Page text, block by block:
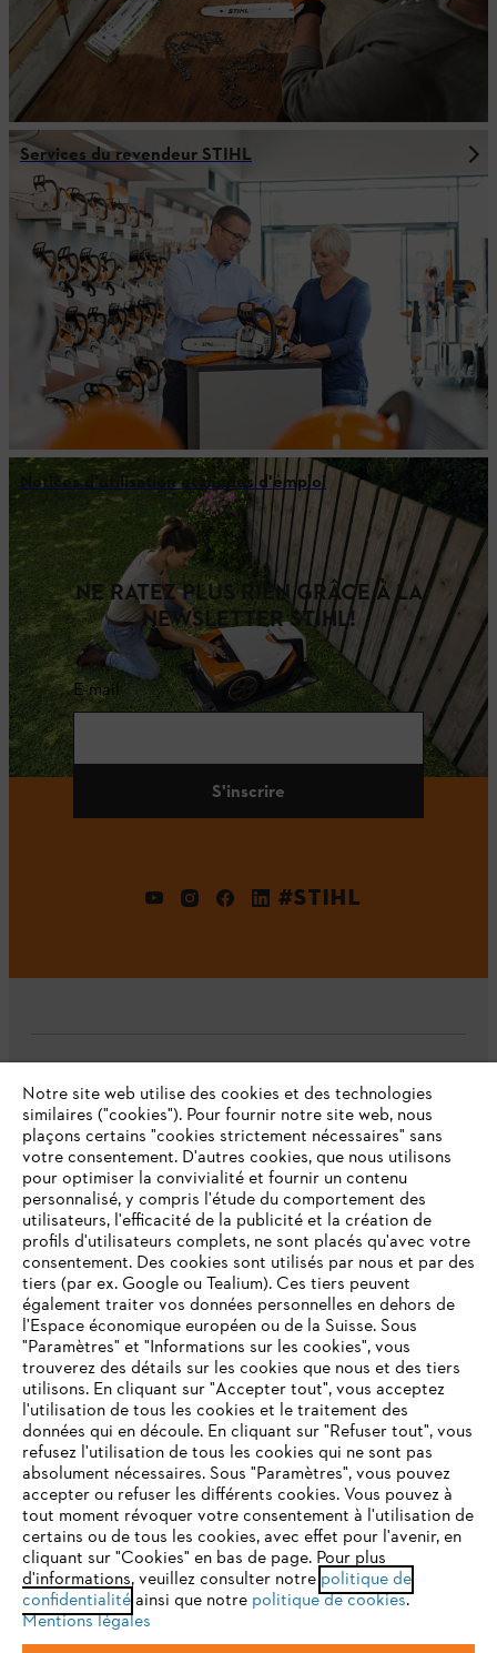
Services du revendeur STIHL
Notices d'utilisation et modes d'emploi
NE RATEZ PLUS RIEN GRÂCE À LA
NEWSLETTER STIHL!
E-mail
S'inscrire
#STIHL
L'Entreprise
Questions fréquentes
Service
Politique de protection des données
Mentions légales Cookies
Informations juridiques
STIHL VERTRIEBS AG, 8617 Mönchaltorf
VOTRE NAVIGATEUR INTERNET
N'EST PLUS PRIS EN CHARGE
Vous utilisez un navigateur Internet que nous ne prenons plus
en charge, et certaines fonctionnalités de notre site ne
peuvent fonctionner correctement. Pour une utilisation
optimale de notre site, nous vous recommandons de passer à
l'un des navigateurs suivants :
firefox chrome
Notre site web utilise des cookies et des technologies
similaires ("cookies"). Pour fournir notre site web, nous
plaçons certains "cookies strictement nécessaires" sans
votre consentement. D'autres cookies, que nous utilisons
pour optimiser la convivialité et fournir un contenu
personnalisé, y compris l'étude du comportement des
utilisateurs, l'efficacité de la publicité et la création de
profils d'utilisateurs complets, ne sont placés qu'avec votre
consentement. Des cookies sont utilisés par nous et par des
tiers (par ex. Google ou Tealium). Ces tiers peuvent
également traiter vos données personnelles en dehors de
l'Espace économique européen ou de la Suisse. Sous
"Paramètres" et "Informations sur les cookies", vous
trouverez des détails sur les cookies que nous et des tiers
utilisons. En cliquant sur "Accepter tout", vous acceptez
l'utilisation de tous les cookies et le traitement des
données qui en découle. En cliquant sur "Refuser tout", vous
refusez l'utilisation de tous les cookies qui ne sont pas
absolument nécessaires. Sous "Paramètres", vous pouvez
accepter ou refuser les différents cookies. Vous pouvez à
tout moment révoquer votre consentement à l'utilisation de
certains ou de tous les cookies, avec effet pour l'avenir, en
cliquant sur "Cookies" en bas de page. Pour plus
d'informations, veuillez consulter notre politique de
confidentialitéainsi que notre politique de cookies.
Mentions légales